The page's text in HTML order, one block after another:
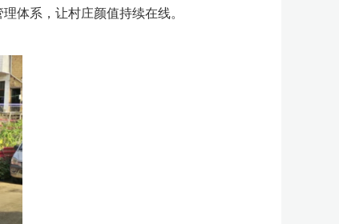
系，让村庄颜值持续在线。